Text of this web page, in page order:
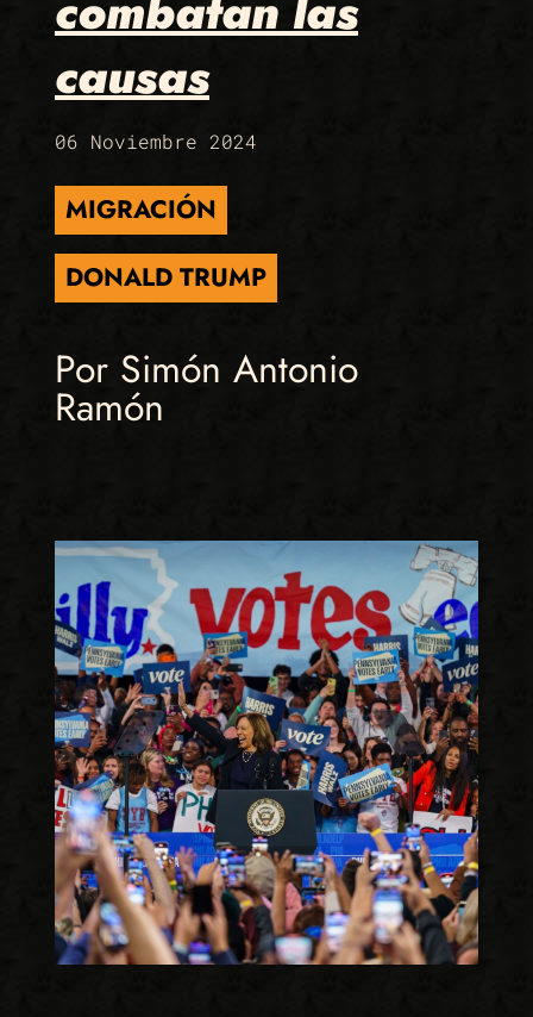
causas
06 Noviembre 2024
MIGRACIÓN
DONALD TRUMP
Por Simón Antonio
Ramón